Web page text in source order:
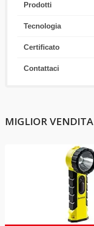
Prodotti
Tecnologia
Certificato
Contattaci
MIGLIOR VENDITA